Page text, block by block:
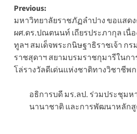
Post
navigation
Previous:
มหาวิทยาลัยราชภัฏลำปาง ขอแสด
ผศ.ดร.ปณตนนท์ เถียรประภากุล เนื่อ
ทูลฯ สมเด็จพระกนิษฐาธิราชเจ้า ก
ราชสุดาฯ สยามบรมราชกุมารีในก
โล่รางวัลดีเด่นแห่งชาติทางวิชาชีพ
อธิการบดี มร.ลป. ร่วมประชุมห
นานาชาติ และการพัฒนาหลัก